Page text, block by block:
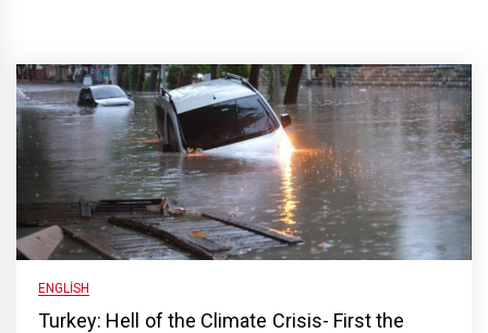
ENGLISH
Turkey: Hell of the Climate Crisis- First the